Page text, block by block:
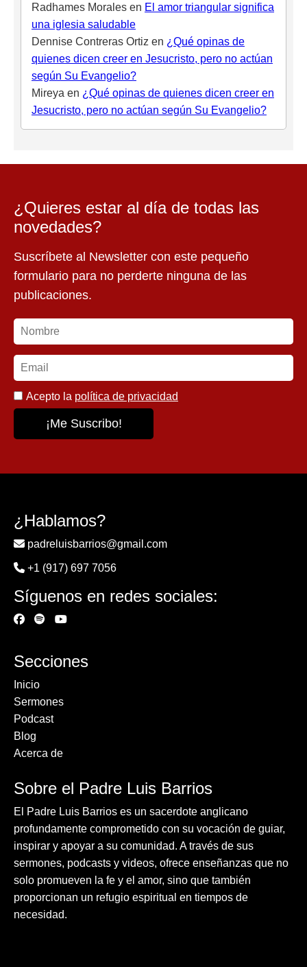
Radhames Morales en El amor triangular significa
una iglesia saludable
Dennise Contreras Ortiz en ¿Qué opinas de
quienes dicen creer en Jesucristo, pero no actúan
según Su Evangelio?
Mireya en ¿Qué opinas de quienes dicen creer en
Jesucristo, pero no actúan según Su Evangelio?
¿Quieres estar al día de todas las
novedades?
Suscríbete al Newsletter con este pequeño
formulario para no perderte ninguna de las
publicaciones.
Acepto la política de privacidad
¿Hablamos?
padreluisbarrios@gmail.com
+1 (917) 697 7056
Síguenos en redes sociales:
Secciones
Inicio
Sermones
Podcast
Blog
Acerca de
Sobre el Padre Luis Barrios
El Padre Luis Barrios es un sacerdote anglicano
profundamente comprometido con su vocación de guiar,
inspirar y apoyar a su comunidad. A través de sus
sermones, podcasts y videos, ofrece enseñanzas que no
solo promueven la fe y el amor, sino que también
proporcionan un refugio espiritual en tiempos de
necesidad.